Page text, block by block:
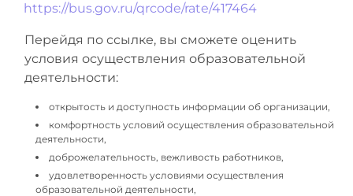
https://bus.gov.ru/qrcode/rate/417464
Перейдя по ссылке, вы сможете оценить
условия осуществления образовательной
деятельности:
открытость и доступность информации об организации,
комфортность условий осуществления образовательной
деятельности,
доброжелательность, вежливость работников,
удовлетворенность условиями осуществления
образовательной деятельности,